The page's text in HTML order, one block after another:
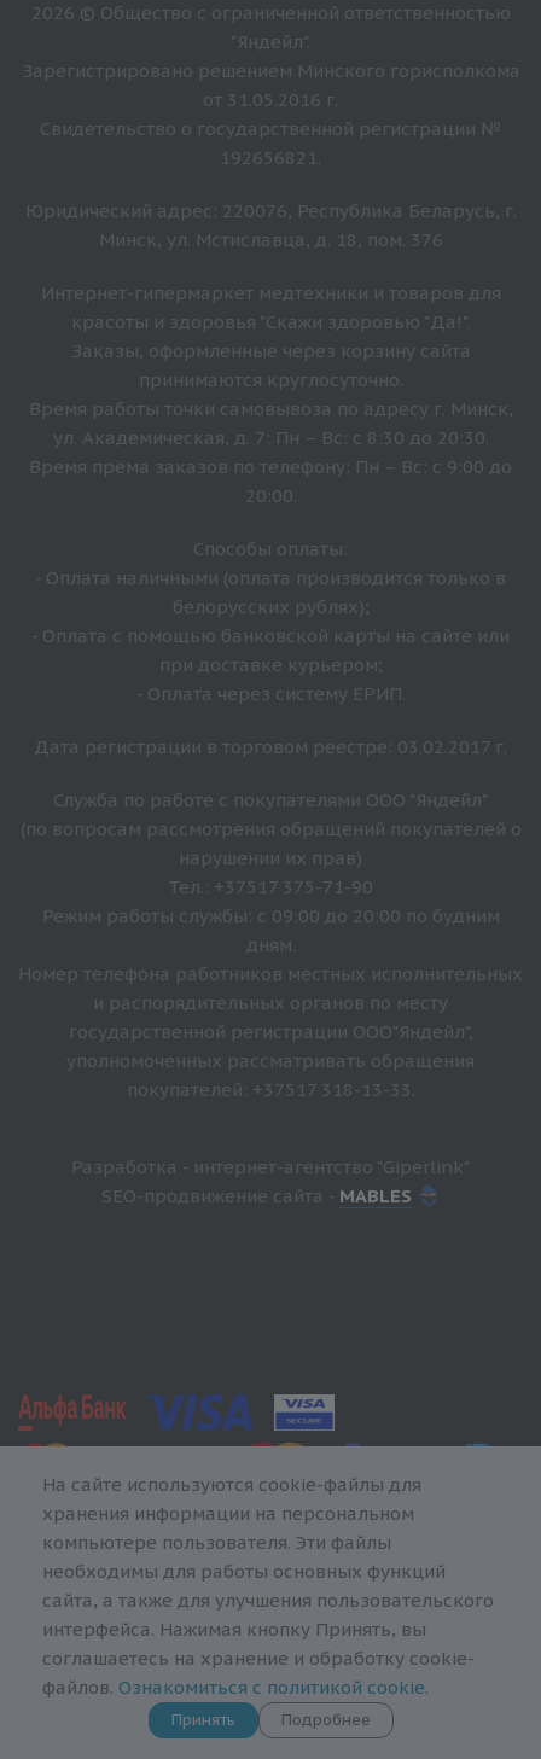
2026 © Общество с ограниченной ответственностью
"Яндейл".
Зарегистрировано решением Минского горисполкома
от 31.05.2016 г.
Свидетельство о государственной регистрации №
192656821.
Юридический адрес: 220076, Республика Беларусь, г.
Минск, ул. Мстиславца, д. 18, пом. 376
Интернет-гипермаркет медтехники и товаров для
красоты и здоровья "Скажи здоровью "Да!".
Заказы, оформленные через корзину сайта
принимаются круглосуточно.
Время работы точки самовывоза по адресу г. Минск,
ул. Академическая, д. 7: Пн – Вс: с 8:30 до 20:30.
Время прёма заказов по телефону: Пн – Вс: с 9:00 до
20:00.
Способы оплаты:
- Оплата наличными (оплата производится только в
белорусских рублях);
- Оплата с помощью банковской карты на сайте или
при доставке курьером;
- Оплата через систему ЕРИП.
Дата регистрации в торговом реестре: 03.02.2017 г.
Служба по работе с покупателями ООО "Яндейл"
(по вопросам рассмотрения обращений покупателей о
нарушении их прав)
Тел.: +37517 375-71-90
Режим работы службы: с 09:00 до 20:00 по будним
дням.
Номер телефона работников местных исполнительных
и распорядительных органов по месту
государственной регистрации ООО"Яндейл",
уполномоченных рассматривать обращения
покупателей: +37517 318-13-33.
Разработка - интернет-агентство "Giperlink"
SEO-продвижение сайта - MABLES
На сайте используются cookie-файлы для
хранения информации на персональном
компьютере пользователя. Эти файлы
необходимы для работы основных функций
сайта, а также для улучшения пользовательского
интерфейса. Нажимая кнопку Принять, вы
соглашаетесь на хранение и обработку cookie-
файлов. Ознакомиться с политикой cookie.
Принять Подробнее